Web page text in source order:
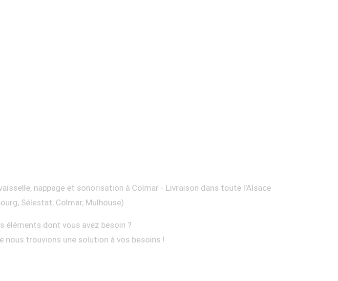
nappage et sonorisation à Colmar - Livraison dans toute l'Alsace
Sélestat, Colmar, Mulhouse)
éléments dont vous avez besoin ?
nous trouvions une solution à vos besoins !